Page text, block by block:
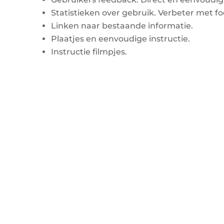
Statistieken over gebruik. Verbeter met
Linken naar bestaande informatie.
Plaatjes en eenvoudige instructie.
Instructie filmpjes.